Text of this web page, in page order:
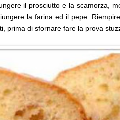
il prosciutto e la scamorza,
la farina ed il pepe.
prima di sfornare fare la prova